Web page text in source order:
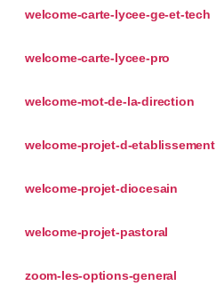
welcome-carte-lycee-ge-et-tech
welcome-carte-lycee-pro
welcome-mot-de-la-direction
welcome-projet-d-etablissement
welcome-projet-diocesain
welcome-projet-pastoral
zoom-les-options-general